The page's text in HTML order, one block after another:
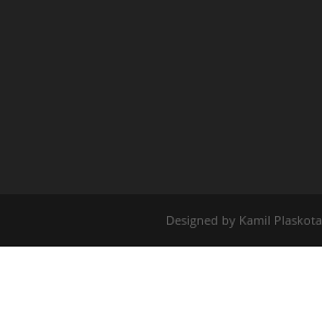
Designed by Kamil Plaskota